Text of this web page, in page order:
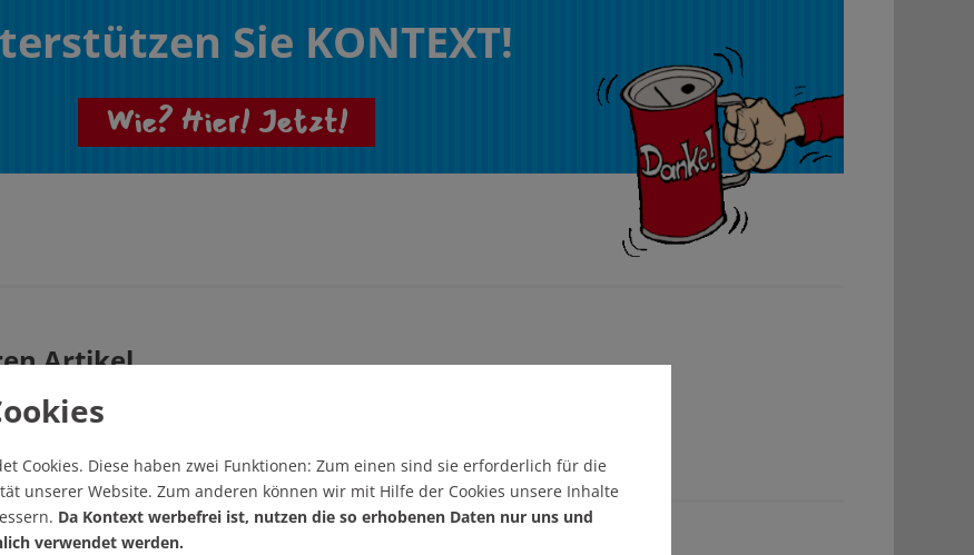
Sie KONTEXT!
Wie? Hier! Jetzt!
Artikel
drucken
Cookies. Diese haben zwei Funktionen: Zum einen sind sie erforderlich für die
unserer Website. Zum anderen können wir mit Hilfe der Cookies unsere Inhalte
Da Kontext werbefrei ist, nutzen die so erhobenen Daten nur uns und
verwendet werden.